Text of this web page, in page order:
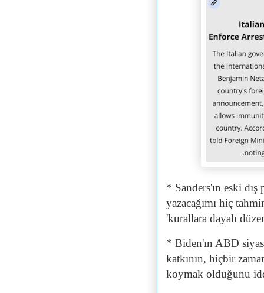
* Sanders'ın eski
yazacağımı hiç
'kurallara dayalı
* Biden'ın ABD
katkının, hiçbir
koymak olduğunu